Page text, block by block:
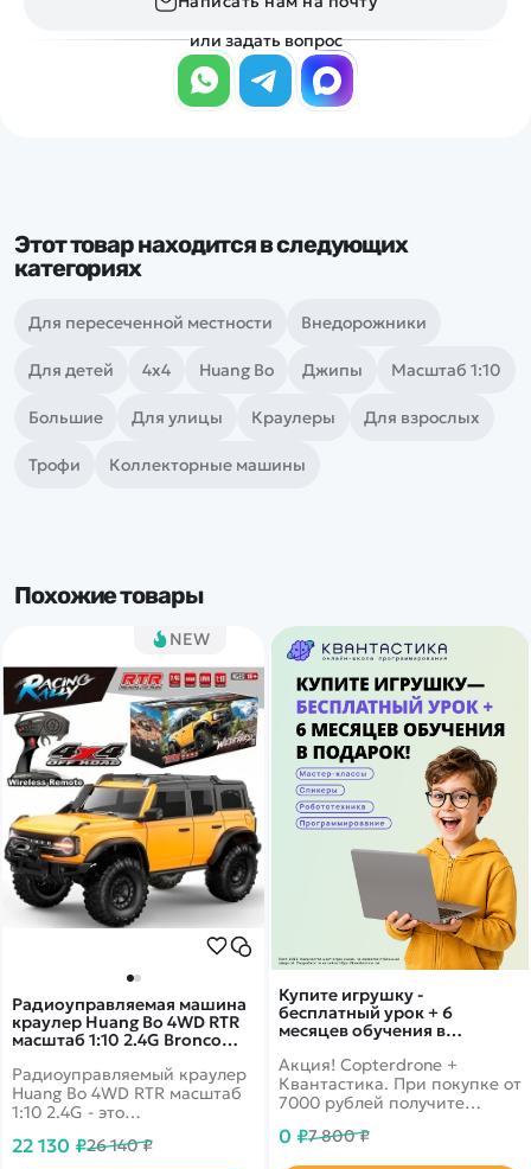
или задать вопрос
Этот товар находится в следующих
категориях
Для пересеченной местности Внедорожники
Для детей 4х4 Huang Bo Джипы Масштаб 1:10
Большие Для улицы Краулеры Для взрослых
Трофи Коллекторные машины
Похожие товары
Купите игрушку -
бесплатный урок + 6
месяцев обучения в
Акция! Copterdrone +
Квантастика. При покупке от
7000 рублей получите
нашего партнера
0 ₽7 800 ₽
NEW
Радиоуправляемая машина
краулер Huang Bo 4WD RTR
масштаб 1:10 2.4G Bronco
Радиоуправляемый краулер
Huang Bo 4WD RTR масштаб
1:10 2.4G - это
полноприводная машина
22 130 ₽26 140 ₽